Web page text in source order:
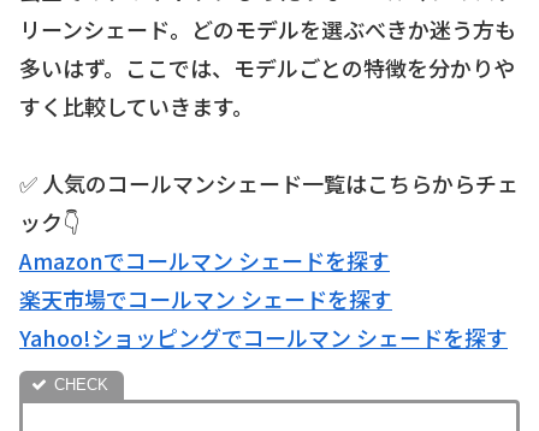
リーンシェード。どのモデルを選ぶべきか迷う方も
多いはず。ここでは、モデルごとの特徴を分かりや
すく比較していきます。
✅ 人気のコールマンシェード一覧はこちらからチェ
ック👇
Amazonでコールマン シェードを探す
楽天市場でコールマン シェードを探す
Yahoo!ショッピングでコールマン シェードを探す